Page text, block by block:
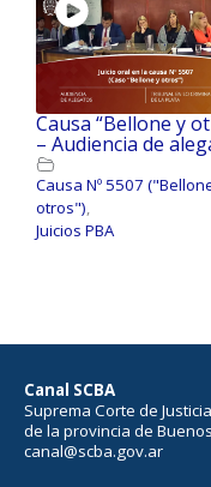
Causa “Bellone y
– Audiencia de
Causa Nº 5507
otros"),
Juicios PBA
Canal SCBA
Suprema Corte de Justicia
de la provincia de
canal@scba.gov.ar